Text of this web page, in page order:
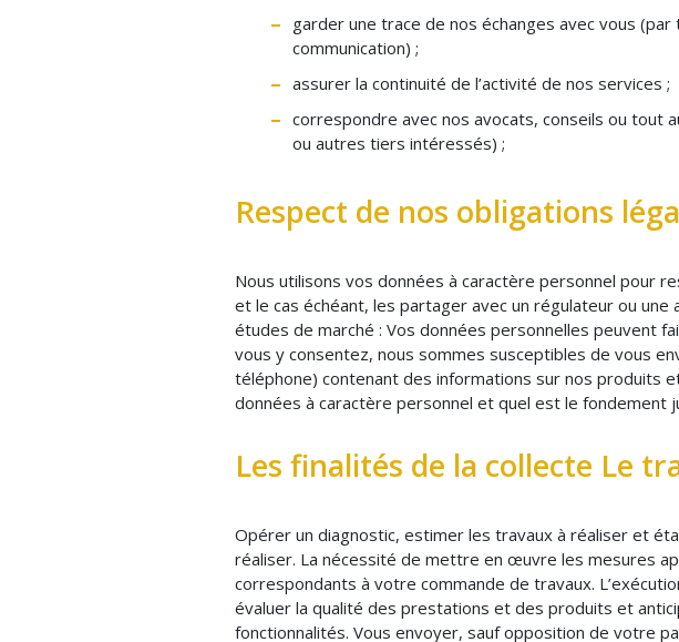
garder une trace de nos échanges avec vous
communication) ;
assurer la continuité de l’activité de nos services ;
correspondre avec nos avocats, conseils ou
ou autres tiers intéressés) ;
Respect de nos obligations
Nous utilisons vos données à caractère personnel pour
et le cas échéant, les partager avec un régulateur ou
études de marché : Vos données personnelles peuvent
vous y consentez, nous sommes susceptibles de vous
téléphone) contenant des informations sur nos produits
données à caractère personnel et quel est le fondement
Les finalités de la collecte Le
Opérer un diagnostic, estimer les travaux à réaliser et
réaliser. La nécessité de mettre en œuvre les mesures
correspondants à votre commande de travaux.
évaluer la qualité des prestations et des produits et
fonctionnalités. Vous envoyer, sauf opposition de votre